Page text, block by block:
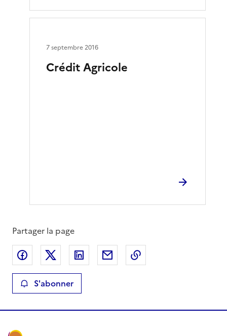
Crédit Agricole
7 septembre 2016
Partager la page
Partager sur Facebook
Partager sur XPartager sur LinkedIn
Partager par email
S'abonner